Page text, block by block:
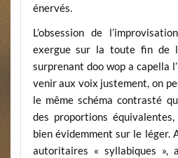
énervés.
L’obsession de
exergue sur la toute fin de
surprenant doo wop a capella
venir aux voix justement, on
le même schéma contrasté
des proportions
bien évidemment sur le léger.
autoritaires « syllabiques »,